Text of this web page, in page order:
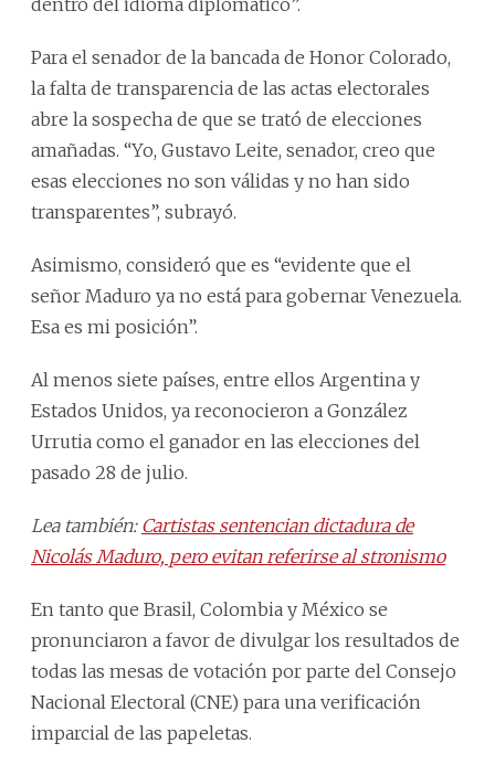
Para el senador de la bancada de Honor Colorado,
la falta de transparencia de las actas electorales
abre la sospecha de que se trató de elecciones
amañadas. “Yo, Gustavo Leite, senador, creo que
esas elecciones no son válidas y no han sido
transparentes”, subrayó.
Asimismo, consideró que es “evidente que el
señor Maduro ya no está para gobernar Venezuela.
Esa es mi posición”.
Al menos siete países, entre ellos Argentina y
Estados Unidos, ya reconocieron a González
Urrutia como el ganador en las elecciones del
pasado 28 de julio.
Lea también: Cartistas sentencian dictadura de
Nicolás Maduro, pero evitan referirse al stronismo
En tanto que Brasil, Colombia y México se
pronunciaron a favor de divulgar los resultados de
todas las mesas de votación por parte del Consejo
Nacional Electoral (CNE) para una verificación
imparcial de las papeletas.